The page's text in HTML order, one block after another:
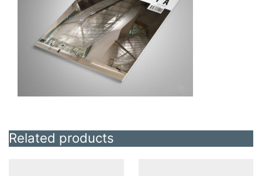
Related products